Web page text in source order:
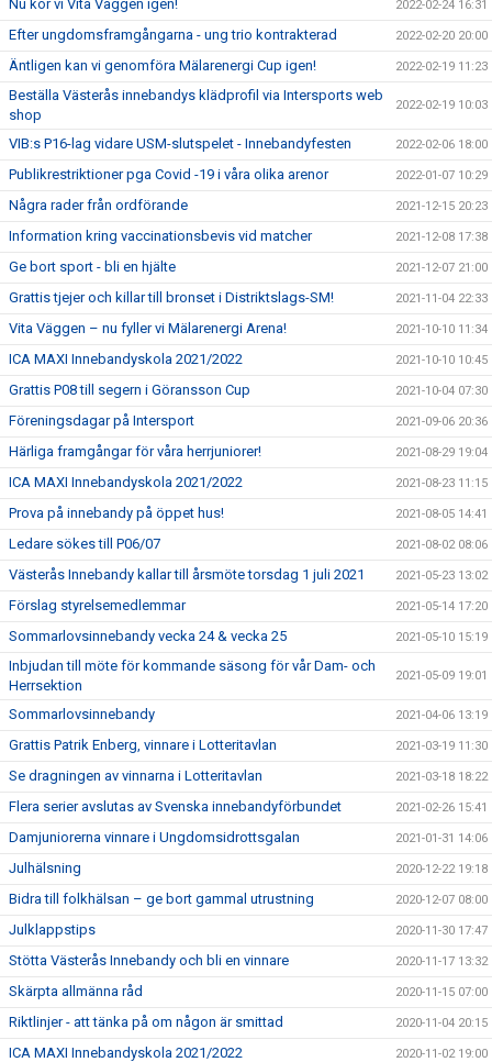
Nu kör vi Vita Väggen igen! 2022-02-24 16:31
Efter ungdomsframgångarna - ung trio kontrakterad 2022-02-20 20:00
Äntligen kan vi genomföra Mälarenergi Cup igen! 2022-02-19 11:23
Beställa Västerås innebandys klädprofil via Intersports web
shop
2022-02-19 10:03
VIB:s P16-lag vidare USM-slutspelet - Innebandyfesten 2022-02-06 18:00
Publikrestriktioner pga Covid -19 i våra olika arenor 2022-01-07 10:29
Några rader från ordförande 2021-12-15 20:23
Information kring vaccinationsbevis vid matcher 2021-12-08 17:38
Ge bort sport - bli en hjälte 2021-12-07 21:00
Grattis tjejer och killar till bronset i Distriktslags-SM! 2021-11-04 22:33
Vita Väggen – nu fyller vi Mälarenergi Arena! 2021-10-10 11:34
ICA MAXI Innebandyskola 2021/2022 2021-10-10 10:45
Grattis P08 till segern i Göransson Cup 2021-10-04 07:30
Föreningsdagar på Intersport 2021-09-06 20:36
Härliga framgångar för våra herrjuniorer! 2021-08-29 19:04
ICA MAXI Innebandyskola 2021/2022 2021-08-23 11:15
Prova på innebandy på öppet hus! 2021-08-05 14:41
Ledare sökes till P06/07 2021-08-02 08:06
Västerås Innebandy kallar till årsmöte torsdag 1 juli 2021 2021-05-23 13:02
Förslag styrelsemedlemmar 2021-05-14 17:20
Sommarlovsinnebandy vecka 24 & vecka 25 2021-05-10 15:19
Inbjudan till möte för kommande säsong för vår Dam- och
Herrsektion
2021-05-09 19:01
Sommarlovsinnebandy 2021-04-06 13:19
Grattis Patrik Enberg, vinnare i Lotteritavlan 2021-03-19 11:30
Se dragningen av vinnarna i Lotteritavlan 2021-03-18 18:22
Flera serier avslutas av Svenska innebandyförbundet 2021-02-26 15:41
Damjuniorerna vinnare i Ungdomsidrottsgalan 2021-01-31 14:06
Julhälsning 2020-12-22 19:18
Bidra till folkhälsan – ge bort gammal utrustning 2020-12-07 08:00
Julklappstips 2020-11-30 17:47
Stötta Västerås Innebandy och bli en vinnare 2020-11-17 13:32
Skärpta allmänna råd 2020-11-15 07:00
Riktlinjer - att tänka på om någon är smittad 2020-11-04 20:15
ICA MAXI Innebandyskola 2021/2022 2020-11-02 19:00